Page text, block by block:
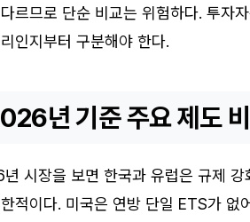
르므로 단순 비교는 위험하다. 투자
인지부터 구분해야 한다.
년 기준 주요 제도
시장을 보면 한국과 유럽은 규제
적이다. 미국은 연방 단일 ETS가 없